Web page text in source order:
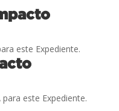
este Expediente.
este Expediente.